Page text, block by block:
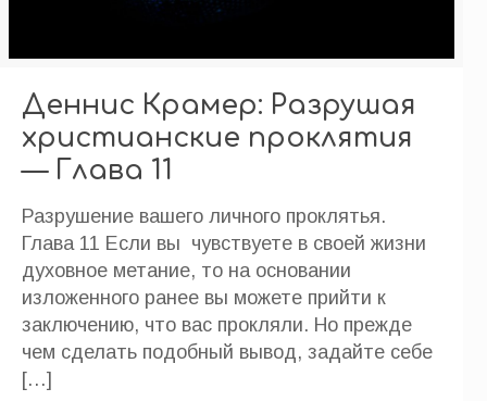
Деннис Крамер: Разрушая
христианские проклятия
— Глава 11
Разрушение вашего личного проклятья.
Глава 11 Если вы чувствуете в своей жизни
духовное метание, то на основании
изложенного ранее вы можете прийти к
заключению, что вас прокляли. Но прежде
чем сделать подобный вывод, задайте себе
[…]